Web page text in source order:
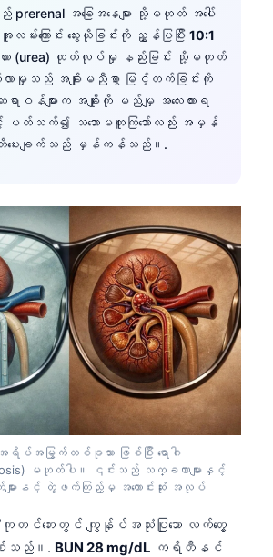
အခြေအနေများ သို့မဟုတ် အပေါ်
းကြောင်း သွေးယိုခြင်းကို ညွှန်ပြပြီး 10:1
း (urea) ထုတ်လုပ်မှု နည်းခြင်း သို့မဟုတ်
ာမှုသည် အချိုးမညီစွာ မြင့်တက်ခြင်းကို
န်များက အချိုးကို မည်မျှ အလေးထားရ
သက်၍ သဘောမတူကြသော်လည်း အမှန်
ပေးချက်သည် မှန်ကန်သည်။.
ရိပ်အမြွက်တစ်ခုသာ ဖြစ်ပြီး ရောဂါ
မဟုတ်ပါ။ ၎င်းသည် လက္ခဏာများနှင့်
များနှင့် တွဲဖက်ကြည့်မှ အကောင်းဆုံး အလုပ်
/ကုတင်ဘေးတွင် ကျွန်ုပ်အသုံးပြုသော လက်တွေ့
စ်သည်။. BUN 28 mg/dL ကရိတီနင်
јазик